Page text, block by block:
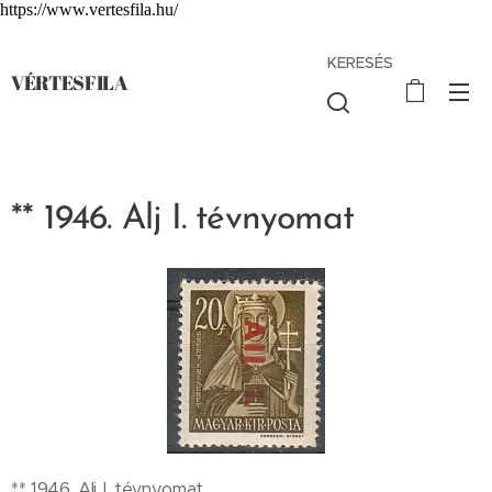
https://www.vertesfila.hu/
VÉRTESFILA
KERESÉS
** 1946. Alj I. tévnyomat